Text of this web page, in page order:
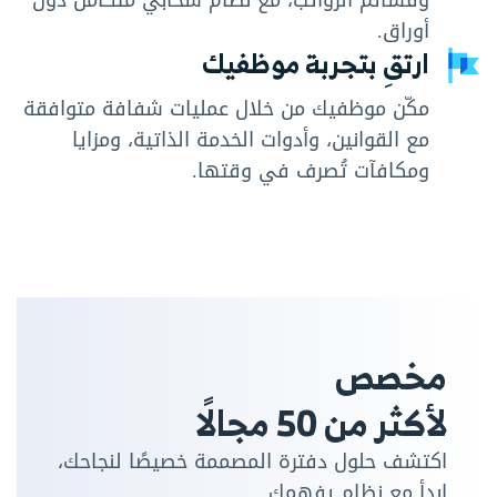
أوراق.
ارتقِ بتجربة موظفيك
مكّن موظفيك من خلال عمليات شفافة متوافقة
مع القوانين، وأدوات الخدمة الذاتية، ومزايا
ومكافآت تُصرف في وقتها.
مخصص
لأكثر من 50 مجالًا
اكتشف حلول دفترة المصممة خصيصًا لنجاحك،